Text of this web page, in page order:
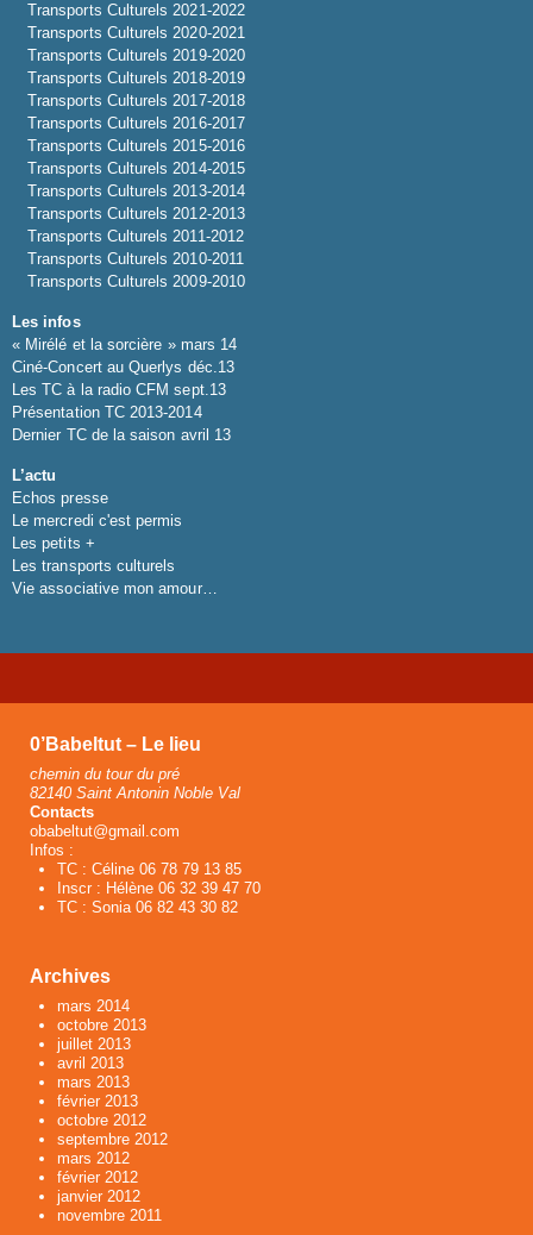
Transports Culturels 2021-2022
Transports Culturels 2020-2021
Transports Culturels 2019-2020
Transports Culturels 2018-2019
Transports Culturels 2017-2018
Transports Culturels 2016-2017
Transports Culturels 2015-2016
Transports Culturels 2014-2015
Transports Culturels 2013-2014
Transports Culturels 2012-2013
Transports Culturels 2011-2012
Transports Culturels 2010-2011
Transports Culturels 2009-2010
Les infos
« Mirélé et la sorcière » mars 14
Ciné-Concert au Querlys déc.13
Les TC à la radio CFM sept.13
Présentation TC 2013-2014
Dernier TC de la saison avril 13
L’actu
Echos presse
Le mercredi c'est permis
Les petits +
Les transports culturels
Vie associative mon amour…
0’Babeltut – Le lieu
chemin du tour du pré
82140 Saint Antonin Noble Val
Contacts
obabeltut@gmail.com
Infos :
TC : Céline 06 78 79 13 85
Inscr : Hélène 06 32 39 47 70
TC : Sonia 06 82 43 30 82
Archives
mars 2014
octobre 2013
juillet 2013
avril 2013
mars 2013
février 2013
octobre 2012
septembre 2012
mars 2012
février 2012
janvier 2012
novembre 2011